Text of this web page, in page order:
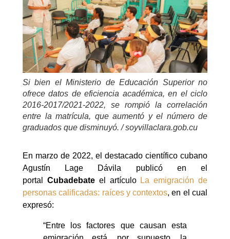
Si bien el Ministerio de Educación Superior no
ofrece datos de eficiencia académica, en el ciclo
2016-2017/2021-2022, se rompió la correlación
entre la matrícula, que aumentó y el número de
graduados que disminuyó. / soyvillaclara.gob.cu
En marzo de 2022, el destacado científico cubano
Agustín Lage Dávila publicó en el
portal Cubadebateel artículo La emigración de
personas calificadas: raíces y contextos, en el cual
expresó:
“Entre los factores que causan esta